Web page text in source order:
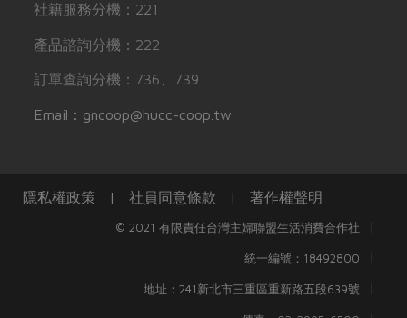
社籍服務分機：221
產品諮詢分機：222
訂單查詢分機：736、739
Email：gncoop@hucc-coop.tw
隱私權政策 | 社員同意條款 | 著作權聲明
© 2021 有限責任台灣主婦聯盟生活消費合作社 |
統一編號：18492800 |
地址：241新北市三重區重新路五段639號 |